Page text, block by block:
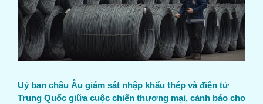
Uỷ ban châu Âu giám sát nhập khẩu thép và điện tử
Trung Quốc giữa cuộc chiến thương mại, cảnh báo cho